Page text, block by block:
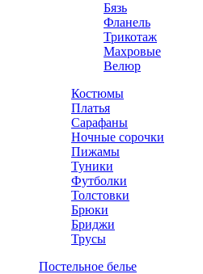
Бязь
Фланель
Трикотаж
Махровые
Велюр
Костюмы
Платья
Сарафаны
Ночные сорочки
Пижамы
Туники
Футболки
Толстовки
Брюки
Бриджи
Трусы
Постельное белье